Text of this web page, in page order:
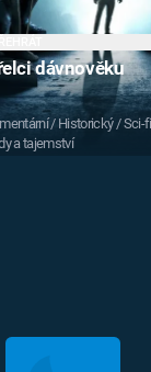
dávnověku
/ Historický / Sci-
a tajemství